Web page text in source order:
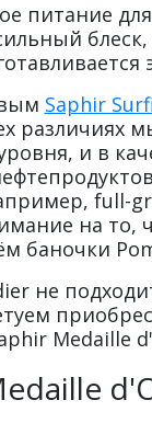
питание
Saphir
различиях
и в
full-
на то,
баночки
не
Medaille